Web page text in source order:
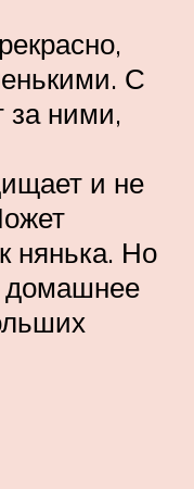
С
за ними,
и не
нянька. Но
домашнее